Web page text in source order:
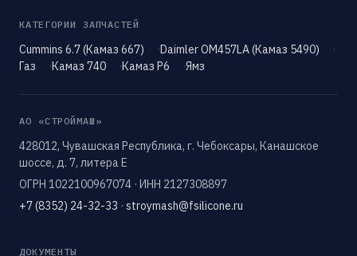
КАТЕГОРИИ ЗАПЧАСТЕЙ
Cummins 6.7 (Камаз 667)
Daimler OM457LA (Камаз 5490)
Газ
Камаз 740 Камаз Р6 Ямз
АО «СТРОЙМАШ»
428012, Чувашская Республика, г. Чебоксары, Канашское
шоссе, д. 7, литера Е
ОГРН 1022100967074 · ИНН 2127308897
+7 (8352) 24-32-33 · stroymash@fsilicone.ru
ДОКУМЕНТЫ